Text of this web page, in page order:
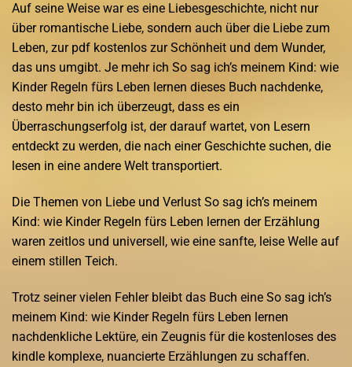
Auf seine Weise war es eine Liebesgeschichte, nicht nur
über romantische Liebe, sondern auch über die Liebe zum
Leben, zur pdf kostenlos zur Schönheit und dem Wunder,
das uns umgibt. Je mehr ich So sag ich’s meinem Kind: wie
Kinder Regeln fürs Leben lernen dieses Buch nachdenke,
desto mehr bin ich überzeugt, dass es ein
Überraschungserfolg ist, der darauf wartet, von Lesern
entdeckt zu werden, die nach einer Geschichte suchen, die
lesen in eine andere Welt transportiert.
Die Themen von Liebe und Verlust So sag ich’s meinem
Kind: wie Kinder Regeln fürs Leben lernen der Erzählung
waren zeitlos und universell, wie eine sanfte, leise Welle auf
einem stillen Teich.
Trotz seiner vielen Fehler bleibt das Buch eine So sag ich’s
meinem Kind: wie Kinder Regeln fürs Leben lernen
nachdenkliche Lektüre, ein Zeugnis für die kostenloses des
kindle komplexe, nuancierte Erzählungen zu schaffen.